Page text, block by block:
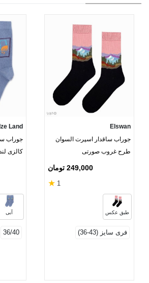
Elswan
جوراب ساقدار اسپرت السوان
طرح غروب صورتی
249,000 تومان
1
★
طبق عکس
فری سایز (43-36)
Land
کالزی
آبی
36/40